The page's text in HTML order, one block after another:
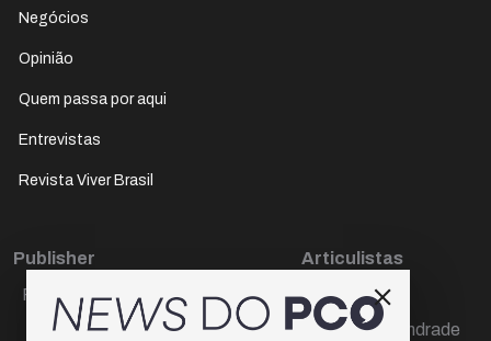
Negócios
Opinião
Quem passa por aqui
Entrevistas
Revista Viver Brasil
Publisher
Paulo Cesar de Oliveira
Articulistas
Décio Freire
Dr Marcos Andrade